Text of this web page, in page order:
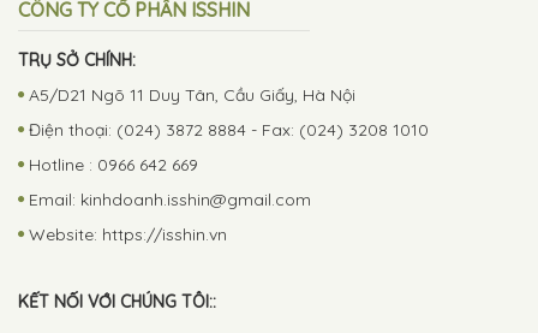
CÔNG TY CỔ PHẦN ISSHIN
TRỤ SỞ CHÍNH:
A5/D21 Ngõ 11 Duy Tân, Cầu Giấy, Hà Nội
Điện thoại: (024) 3872 8884 - Fax: (024) 3208 1010
Hotline : 0966 642 669
Email: kinhdoanh.isshin@gmail.com
Website: https://isshin.vn
KẾT NỐI VỚI CHÚNG TÔI::